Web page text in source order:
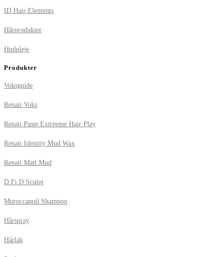
ID Hair Elements
Hårprodukter
Hudpleje
Produkter
Voksguide
Renati Voks
Renati Paste Extreeme Hair Play
Renati Identity Mud Wax
Renati Matt Mud
D:Fi D:Sculpt
Moroccanoil Shampoo
Hårspray
Hårlak